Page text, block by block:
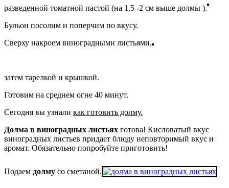
разведенной томатной пастой (на 1,5 -2 см выше долмы ).
Бульон посолим и поперчим по вкусу.
Сверху накроем виноградными листьями,
затем тарелкой и крышкой.
Готовим на среднем огне 40 минут.
Сегодня вы узнали как готовить долму.
Долма в виноградных листьях готова! Кисловатый вкус
виноградных листьев придает блюду неповторимый вкус и
аромат. Обязательно попробуйте приготовить!
Подаем долму со сметаной.